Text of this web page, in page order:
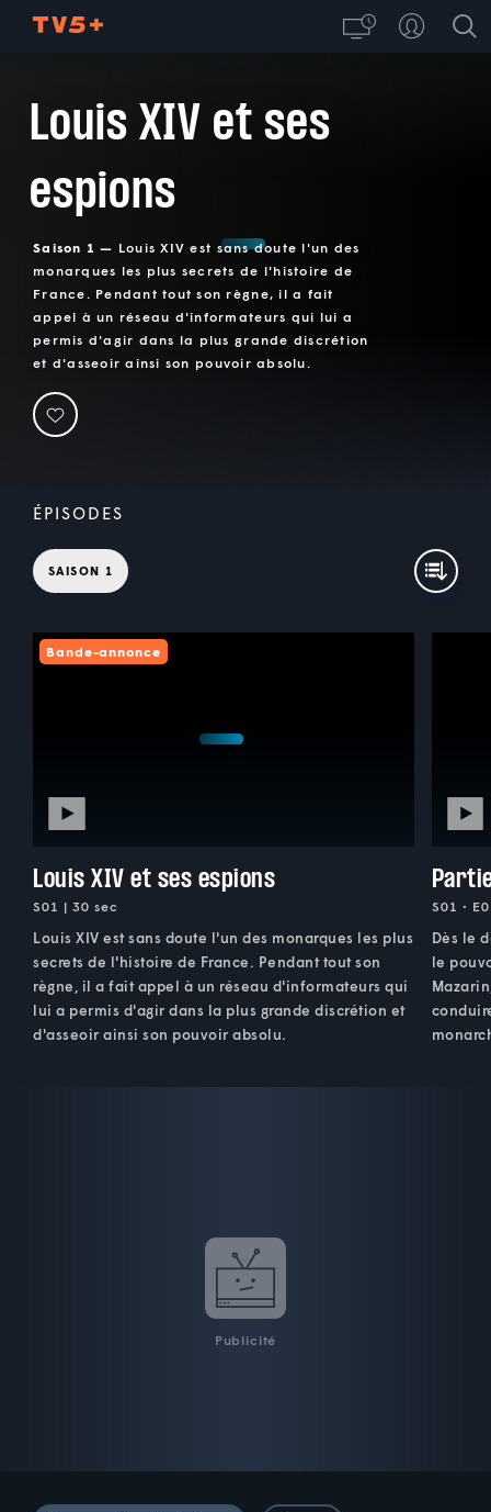
Louis XIV et ses
espions
Saison 1 — Louis XIV est sans doute l'un des
monarques les plus secrets de l'histoire de
France. Pendant tout son règne, il a fait
appel à un réseau d'informateurs qui lui a
permis d'agir dans la plus grande discrétion
et d'asseoir ainsi son pouvoir absolu.
ÉPISODES
SAISON 1
Bande-annonce
Louis XIV et ses espions
S01 | 30 sec
Louis XIV est sans doute l'un des monarques les plus
secrets de l'histoire de France. Pendant tout son
règne, il a fait appel à un réseau d'informateurs qui
lui a permis d'agir dans la plus grande discrétion et
d'asseoir ainsi son pouvoir absolu.
S01 •
Dès le
le
Publicité